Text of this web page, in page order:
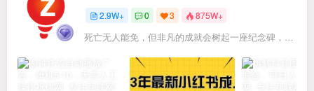
2.9W+ 0 3 875W+
死亡无人能免，但非凡的成就会树起一座纪念碑，它将一直立到太阳冷却之时